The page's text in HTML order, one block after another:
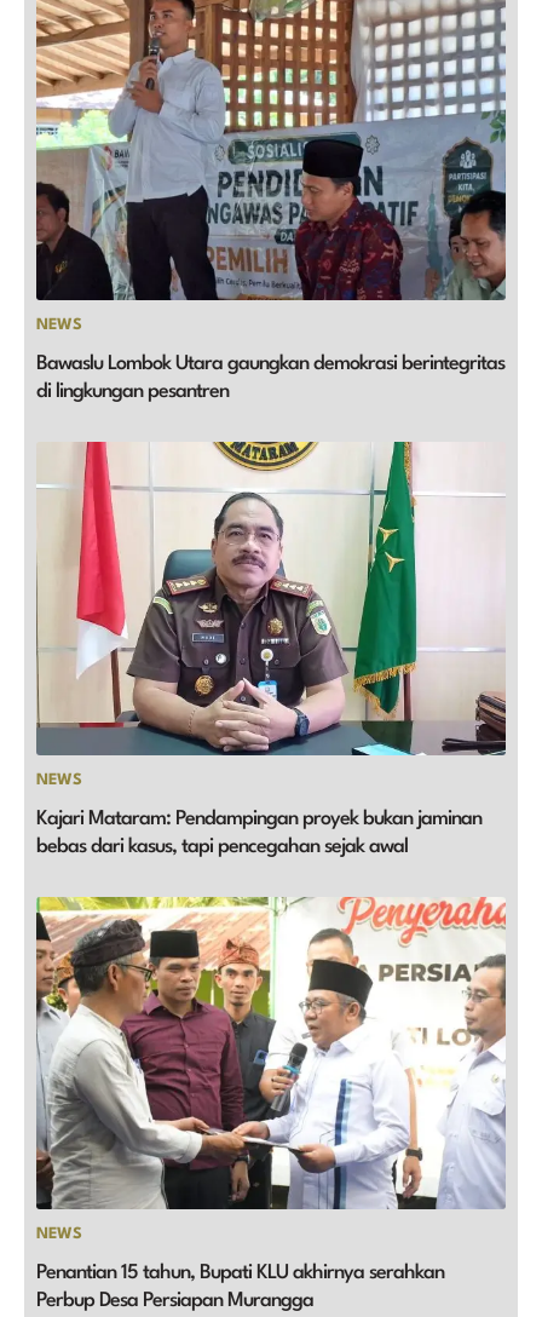
NEWS
Bawaslu Lombok Utara gaungkan demokrasi berintegritas
di lingkungan pesantren
NEWS
Kajari Mataram: Pendampingan proyek bukan jaminan
bebas dari kasus, tapi pencegahan sejak awal
NEWS
Penantian 15 tahun, Bupati KLU akhirnya serahkan
Perbup Desa Persiapan Murangga